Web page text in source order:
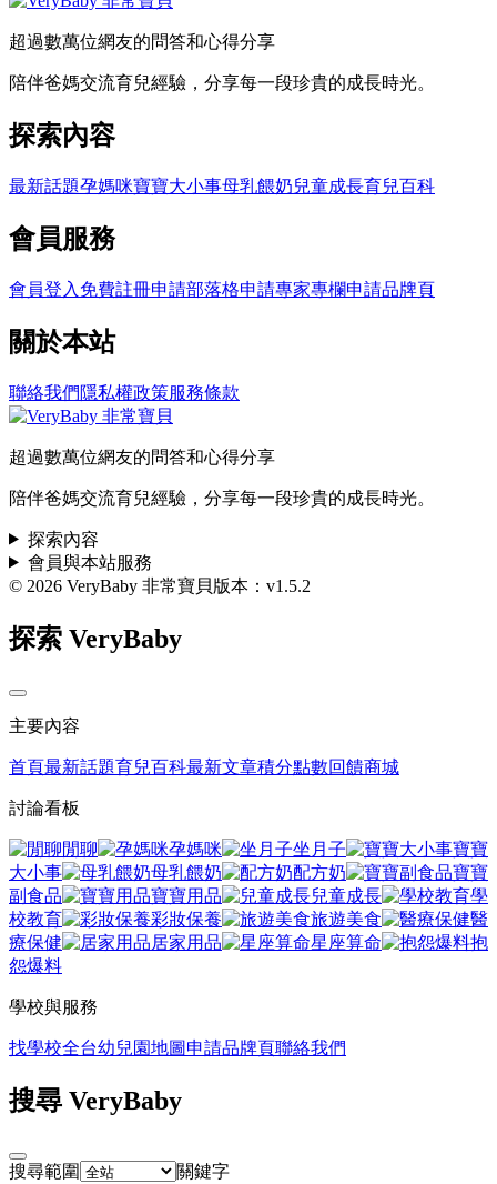
超過數萬位網友的問答和心得分享
陪伴爸媽交流育兒經驗，分享每一段珍貴的成長時光。
探索內容
最新話題孕媽咪寶寶大小事母乳餵奶兒童成長育兒百科
會員服務
會員登入 免費註冊申請部落格申請專家專欄申請品牌頁
關於本站
聯絡我們 隱私權政策服務條款
超過數萬位網友的問答和心得分享
陪伴爸媽交流育兒經驗，分享每一段珍貴的成長時光。
探索內容
會員與本站服務
© 2026 VeryBaby 非常寶貝版本：v1.5.2
探索 VeryBaby
主要內容
首頁最新話題育兒百科最新文章積分點數回饋商城
討論看板
閒聊 孕媽咪 坐月子
寶寶
大小事
母乳餵奶 配方奶
寶寶
副食品
寶寶用品 兒童成長
學
校教育
彩妝保養 旅遊美食
醫
療保健
居家用品 星座算命
抱
怨爆料
學校與服務
找學校全台幼兒園地圖 申請品牌頁聯絡我們
搜尋 VeryBaby
搜尋範圍 關鍵字